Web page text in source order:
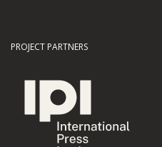
PROJECT PARTNERS